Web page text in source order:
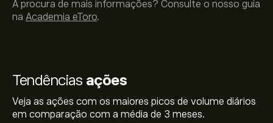
Tendências ações
Veja as ações com os maiores picos de volume diários
em comparação com a média de 3 meses.
À procura de mais informações? Consulte o nosso guia
na Academia eToro.